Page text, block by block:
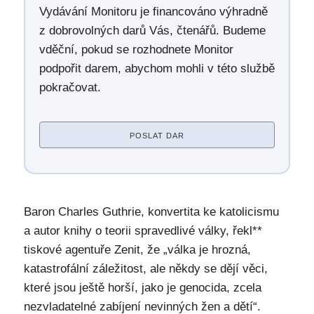
Vydávání Monitoru je financováno výhradně
z dobrovolných darů Vás, čtenářů. Budeme
vděční, pokud se rozhodnete Monitor
podpořit darem, abychom mohli v této službě
pokračovat.
POSLAT DAR
Baron Charles Guthrie, konvertita ke katolicismu
a autor knihy o teorii spravedlivé války, řekl**
tiskové agentuře Zenit, že „válka je hrozná,
katastrofální záležitost, ale někdy se dějí věci,
které jsou ještě horší, jako je genocida, zcela
nezvladatelné zabíjení nevinných žen a dětí“.